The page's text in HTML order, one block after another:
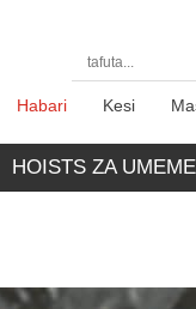
Habari Kesi
HOISTS ZA UMEME